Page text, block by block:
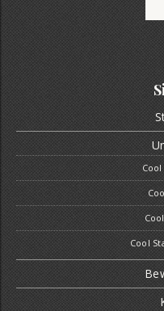
Cool